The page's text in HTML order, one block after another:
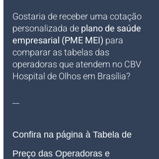
Gostaria de receber uma cotação
personalizada de plano de saúde
empresarial (PME MEI) para
comparar as tabelas das
operadoras que atendem no CBV
Hospital de Olhos em Brasília?
__
Confira na página à Tabela de
Preço das Operadoras e